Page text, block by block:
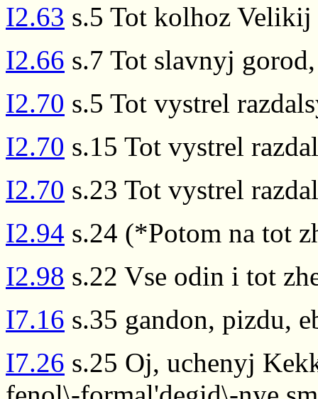
I2.63 s.5 Tot kolhoz
I2.66 s.7 Tot slavnyj
I2.70 s.5 Tot vystrel
I2.70 s.15 Tot vystrel
I2.70 s.23 Tot vystrel
I2.94 s.24 (*Potom na tot
I2.98 s.22 Vse odin i tot
I7.16 s.35 gandon, pizdu,
I7.26 s.25 Oj, uchenyj